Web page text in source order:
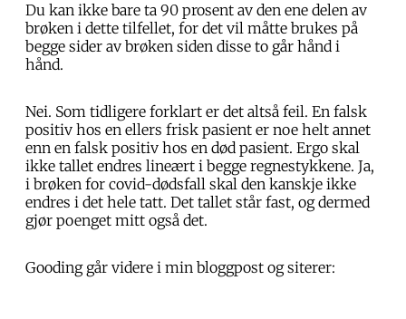
Du kan ikke bare ta 90 prosent av den ene delen av
brøken i dette tilfellet, for det vil måtte brukes på
begge sider av brøken siden disse to går hånd i
hånd.
Nei. Som tidligere forklart er det altså feil. En falsk
positiv hos en ellers frisk pasient er noe helt annet
enn en falsk positiv hos en død pasient. Ergo skal
ikke tallet endres lineært i begge regnestykkene. Ja,
i brøken for covid-dødsfall skal den kanskje ikke
endres i det hele tatt. Det tallet står fast, og dermed
gjør poenget mitt også det.
Gooding går videre i min bloggpost og siterer: